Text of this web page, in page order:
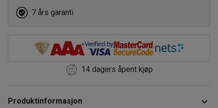
7 års garanti
14 dagers åpent kjøp
Produktinformasjon